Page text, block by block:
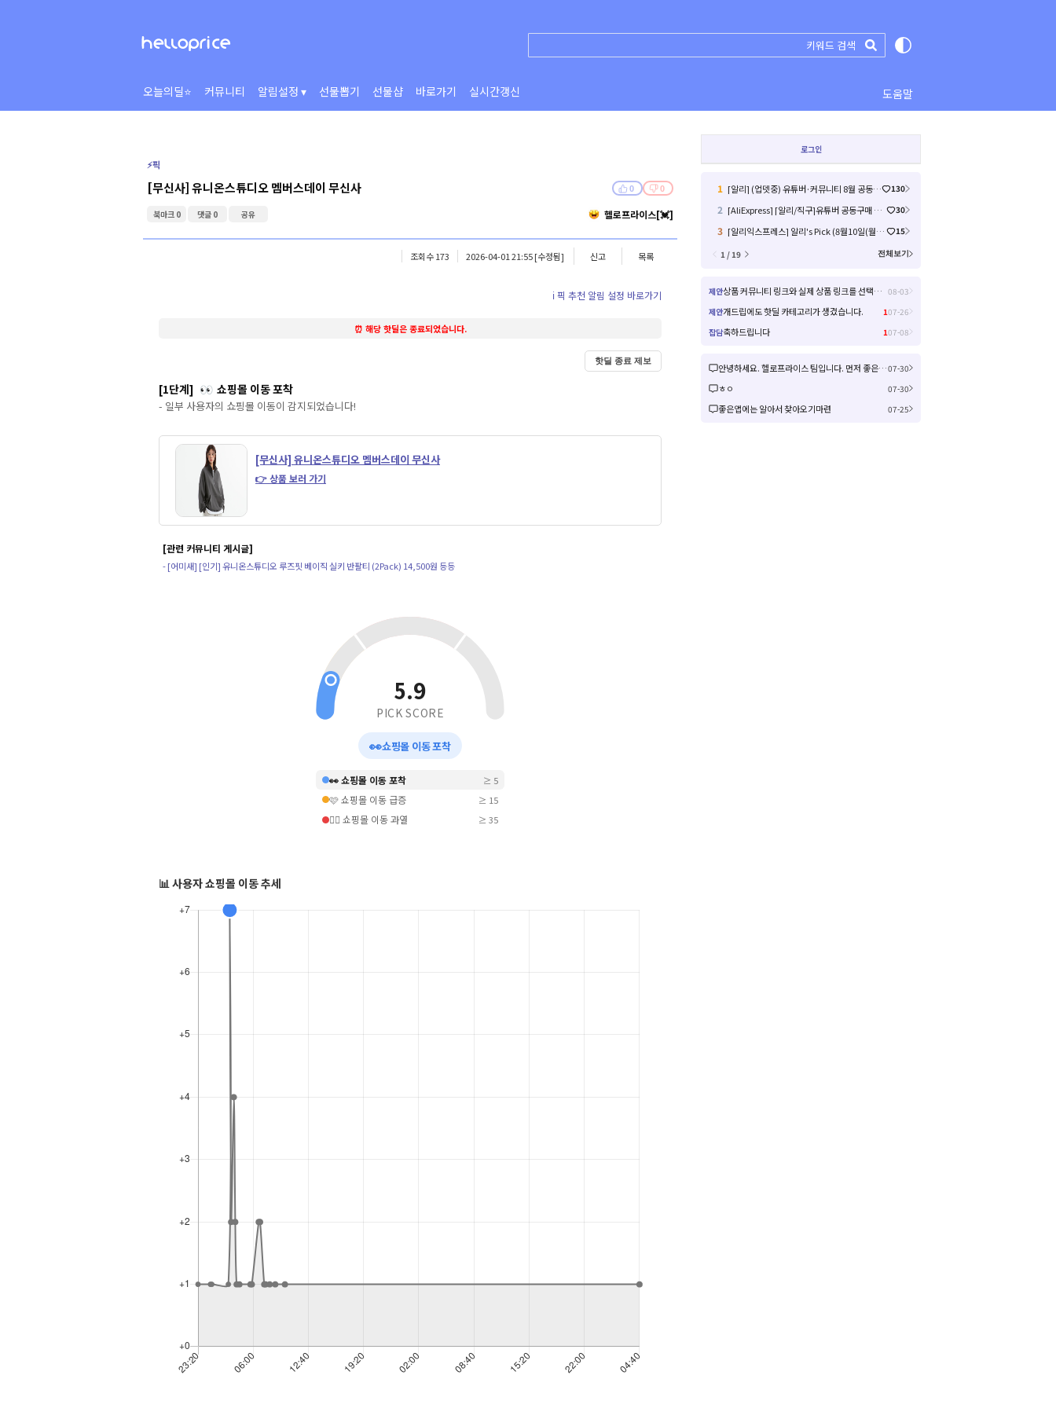
오늘의딜⭐ 커뮤니티 알림설정 ▾ 선물뽑기 선물샵 바로가기 실시간갱신 도움말
⚡️픽
[무신사] 유니온스튜디오 멤버스데이 무신사 0 0
북마크 0 댓글 0 공유 헬로프라이스[💓]
조회수 173 2026-04-01 21:55[수정됨] 신고 목록
ℹ️ 픽 추천 알림 설정 바로가기
⏰ 해당 핫딜은 종료되었습니다.
핫딜 종료 제보
[1단계] 👀 쇼핑몰 이동 포착
- 일부 사용자의 쇼핑몰 이동이 감지되었습니다!
[무신사] 유니온스튜디오 멤버스데이 무신사
👉 상품 보러 가기
[관련 커뮤니티 게시글]
- [어미새] [인기] 유니온스튜디오 루즈핏 베이직 실키 반팔티 (2Pack) 14,500원 등등
5.9
PICK SCORE
👀쇼핑몰 이동 포착
👀 쇼핑몰 이동 포착 ≥ 5
🩷 쇼핑몰 이동 급증 ≥ 15
❤️‍🔥 쇼핑몰 이동 과열 ≥ 35
📊 사용자 쇼핑몰 이동 추세
로그인
1 [알리] (업뎃중) 유튜버·커뮤니티 8월 공동구매 모음 (원 0 원 / 배송비 무료) 130
2 [AliExpress] [알리/직구]유튜버 공동구매 상품 종류별 모음 (0원 / 배송비 무료) 30
3 [알리익스프레스] 알리's Pick (8월10일(월)~8월13일(목)) (10)
15
1 / 19
전체보기
제안 상품 커뮤니티 링크와 실제 상품 링크를 선택해서 들어갈 수 있으면 좋을거 같아요! 08-03
제안개드립에도 핫딜 카테고리가 생겼습니다. 107-26
잡담축하드립니다 107-08
안녕하세요. 헬로프라이스 팀입니다. 먼저 좋은 제안을 주셔서 감사합니다! 신규 커뮤니티 연동은 작업이 크게 예상되어 검토 후 진행여부, 진행 시 추가 일정을 공유드리겠습니다! 감사합니다.07-30
ㅎㅇ 07-30
좋은앱에는 알아서 찾아오기마련 07-25